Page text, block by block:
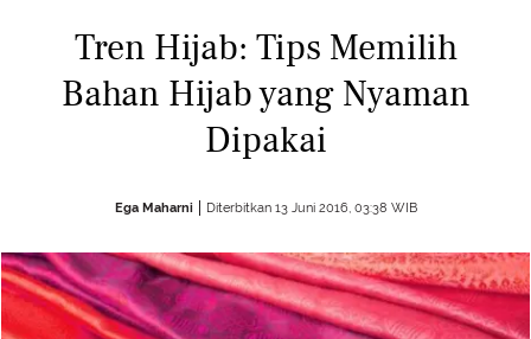
Tren Hijab: Tips Memilih
Bahan Hijab yang Nyaman
Dipakai
Ega Maharni Diterbitkan 13 Juni 2016, 03:38 WIB